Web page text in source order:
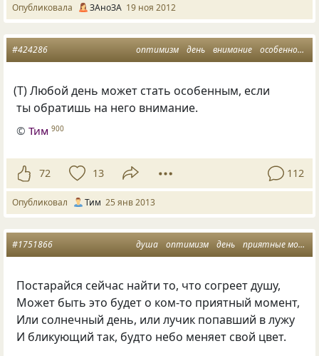
Опубликовала ЗАноЗА 19 ноя 2012
оптимизм день внимание особенность
#424286
(Т) Любой день может стать особенным, если
ты обратишь на него внимание.
©Тим 900
72 13 112
Опубликовал Тим 25 янв 2013
душа оптимизм день приятные моменты
#1751866
Постарайся сейчас найти то, что согреет душу,
Может быть это будет о ком-то приятный момент,
Или солнечный день, или лучик попавший в лужу
И бликующий так, будто небо меняет свой цвет.